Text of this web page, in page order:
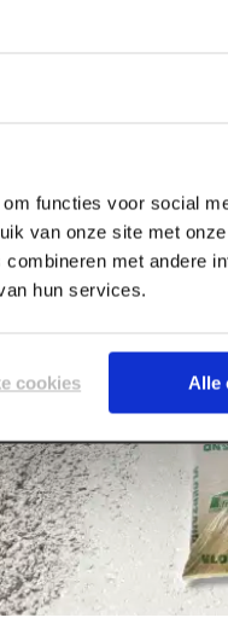
functies voor social
van onze site met
met andere
hun services.
cookies Alle
prijzen